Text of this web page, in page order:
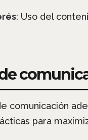
: Uso del
comunicación
para